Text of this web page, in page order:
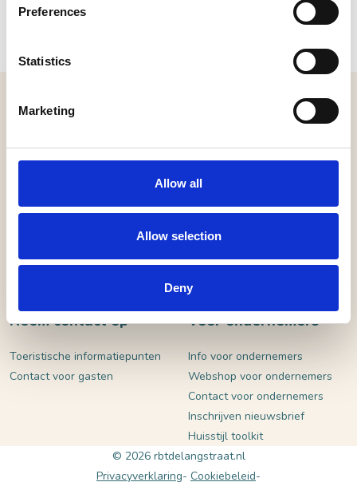
Preferences
Statistics
Marketing
Allow all
Allow selection
Deny
Neem contact op
Toeristische informatiepunten
Contact voor gasten
Voor ondernemers
Info voor ondernemers
Webshop voor ondernemers
Contact voor ondernemers
Inschrijven nieuwsbrief
Huisstijl toolkit
© 2026 rbtdelangstraat.nl
Privacyverklaring Cookiebeleid